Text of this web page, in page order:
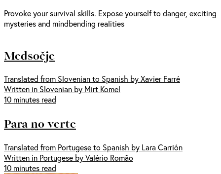
Provoke your survival skills. Expose yourself to danger, exciting
mysteries and mindbending realities
Medsočje
Translated from Slovenian to Spanish by Xavier Farré
Written in Slovenian by Mirt Komel
10 minutes read
Para no verte
Translated from Portugese to Spanish by Lara Carrión
Written in Portugese by Valério Romão
10 minutes read